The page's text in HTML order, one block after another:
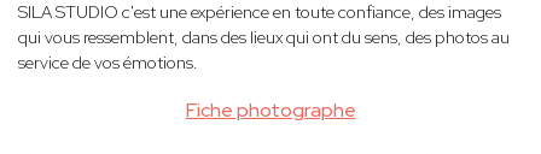
Fiche photographe
SILA STUDIO c'est une expérience en toute confiance, des images
qui vous ressemblent, dans des lieux qui ont du sens, des photos au
service de vos émotions.